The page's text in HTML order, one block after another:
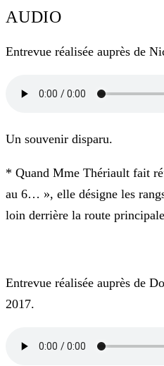
AUDIO
Entrevue réalisée auprès de
Un souvenir disparu.
* Quand Mme Thériault fait
au 6… », elle désigne les
loin derrière la route
Entrevue réalisée auprès de
2017.